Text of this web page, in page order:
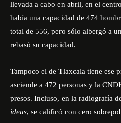
llevada a cabo en abril, en el
había una capacidad de 474
total de 556, pero sólo albergó a
rebasó su capacidad.
Tampoco el de Tlaxcala tiene ese
asciende a 472 personas y la
presos. Incluso, en la radiografía
ideas, se calificó con cero